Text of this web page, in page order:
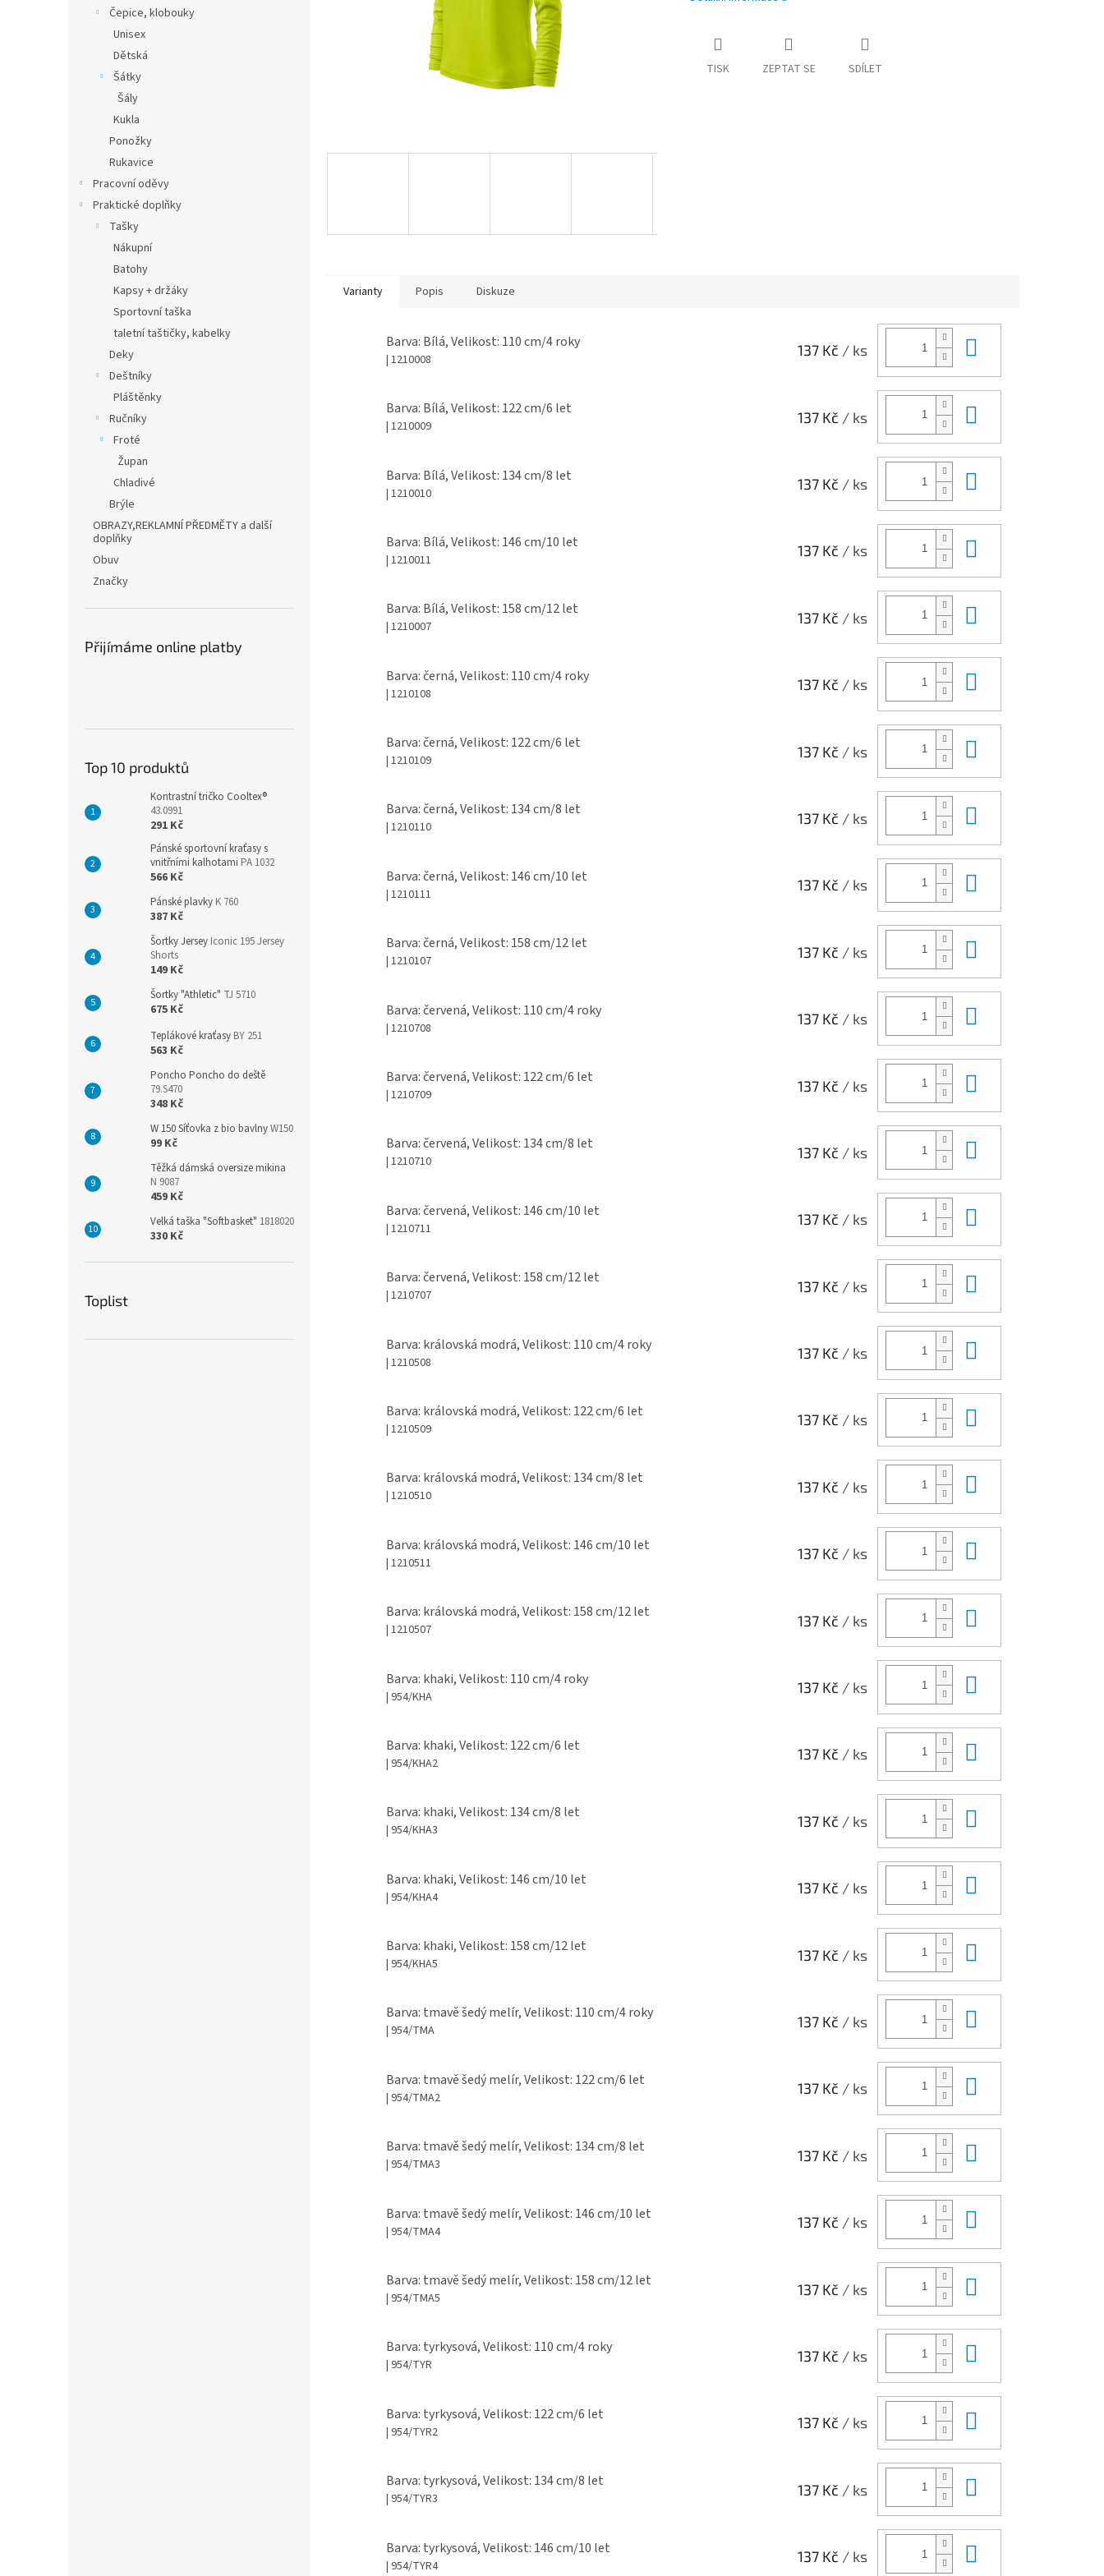
Čepice, klobouky
Unisex
Dětská
Šátky
Šály
Kukla
Ponožky
Rukavice
Pracovní oděvy
Praktické doplňky
Tašky
Nákupní
Batohy
Kapsy + držáky
Sportovní taška
taletní taštičky, kabelky
Deky
Deštníky
Pláštěnky
Ručníky
Froté
Župan
Chladivé
Brýle
OBRAZY,REKLAMNÍ PŘEDMĚTY a další
doplňky
Obuv
Značky
Přijímáme online platby
Top 10 produktů
Kontrastní tričko Cooltex®
43.0991
291 Kč
Pánské sportovní kraťasy s
vnitřními kalhotami PA 1032
566 Kč
Pánské plavky K 760
387 Kč
Šortky Jersey Iconic 195 Jersey
Shorts
149 Kč
Šortky "Athletic" TJ 5710
675 Kč
Teplákové kraťasy BY 251
563 Kč
Poncho Poncho do deště
79.S470
348 Kč
W 150 Síťovka z bio bavlnyW150
99 Kč
Těžká dámská oversize mikina
N 9087
459 Kč
Velká taška "Softbasket" 1818020
330 Kč
Toplist
TISK ZEPTAT SE SDÍLET
Varianty Popis Diskuze
Barva: Bílá, Velikost: 110 cm/4 roky
| 1210008
137 Kč / ks
Barva: Bílá, Velikost: 122 cm/6 let
| 1210009
137 Kč / ks
Barva: Bílá, Velikost: 134 cm/8 let
| 1210010
137 Kč / ks
Barva: Bílá, Velikost: 146 cm/10 let
| 1210011
137 Kč / ks
Barva: Bílá, Velikost: 158 cm/12 let
| 1210007
137 Kč / ks
Barva: černá, Velikost: 110 cm/4 roky
| 1210108
137 Kč / ks
Barva: černá, Velikost: 122 cm/6 let
| 1210109
137 Kč / ks
Barva: černá, Velikost: 134 cm/8 let
| 1210110
137 Kč / ks
Barva: černá, Velikost: 146 cm/10 let
| 1210111
137 Kč / ks
Barva: černá, Velikost: 158 cm/12 let
| 1210107
137 Kč / ks
Barva: červená, Velikost: 110 cm/4 roky
| 1210708
137 Kč / ks
Barva: červená, Velikost: 122 cm/6 let
| 1210709
137 Kč / ks
Barva: červená, Velikost: 134 cm/8 let
| 1210710
137 Kč / ks
Barva: červená, Velikost: 146 cm/10 let
| 1210711
137 Kč / ks
Barva: červená, Velikost: 158 cm/12 let
| 1210707
137 Kč / ks
Barva: královská modrá, Velikost: 110 cm/4 roky
| 1210508
137 Kč / ks
Barva: královská modrá, Velikost: 122 cm/6 let
| 1210509
137 Kč / ks
Barva: královská modrá, Velikost: 134 cm/8 let
| 1210510
137 Kč / ks
Barva: královská modrá, Velikost: 146 cm/10 let
| 1210511
137 Kč / ks
Barva: královská modrá, Velikost: 158 cm/12 let
| 1210507
137 Kč / ks
Barva: khaki, Velikost: 110 cm/4 roky
| 954/KHA
137 Kč / ks
Barva: khaki, Velikost: 122 cm/6 let
| 954/KHA2
137 Kč / ks
Barva: khaki, Velikost: 134 cm/8 let
| 954/KHA3
137 Kč / ks
Barva: khaki, Velikost: 146 cm/10 let
| 954/KHA4
137 Kč / ks
Barva: khaki, Velikost: 158 cm/12 let
| 954/KHA5
137 Kč / ks
Barva: tmavě šedý melír, Velikost: 110 cm/4 roky
| 954/TMA
137 Kč / ks
Barva: tmavě šedý melír, Velikost: 122 cm/6 let
| 954/TMA2
137 Kč / ks
Barva: tmavě šedý melír, Velikost: 134 cm/8 let
| 954/TMA3
137 Kč / ks
Barva: tmavě šedý melír, Velikost: 146 cm/10 let
| 954/TMA4
137 Kč / ks
Barva: tmavě šedý melír, Velikost: 158 cm/12 let
| 954/TMA5
137 Kč / ks
Barva: tyrkysová, Velikost: 110 cm/4 roky
| 954/TYR
137 Kč / ks
Barva: tyrkysová, Velikost: 122 cm/6 let
| 954/TYR2
137 Kč / ks
Barva: tyrkysová, Velikost: 134 cm/8 let
| 954/TYR3
137 Kč / ks
Barva: tyrkysová, Velikost: 146 cm/10 let
| 954/TYR4
137 Kč / ks